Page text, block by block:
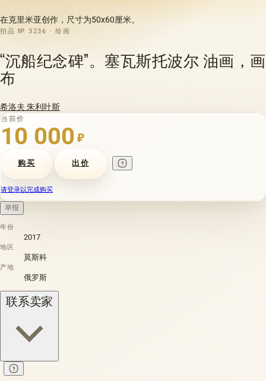
在克里米亚创作，尺寸为50x60厘米。
拍品 № 3236 · 绘画
“沉船纪念碑”。塞瓦斯托波尔 油画，画
布
希洛夫 朱利叶斯
当前价
10 000 ₽
购买 出价
请登录以完成购买
举报
年份
2017
地区
莫斯科
产地
俄罗斯
联系卖家